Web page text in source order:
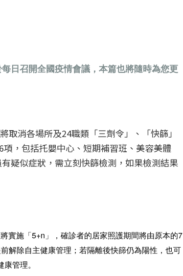
日召開全國疫情會議，本篇也將隨時為您更
消各場所及24職類「三劑令」、「快篩」
，包括托嬰中心、短期補習班、美容美體
疑似症狀，需立刻快篩檢測，如果檢測結果
實施「5+n」，確診者的居家照護期間將由原本的7
解除自主健康管理；若隔離後快篩仍為陽性，也可
管理。